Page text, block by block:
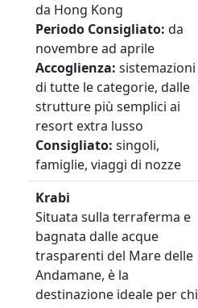
da Hong Kong
Periodo Consigliato: da
novembre ad aprile
Accoglienza: sistemazioni
di tutte le categorie, dalle
strutture più semplici ai
resort extra lusso
Consigliato: singoli,
famiglie, viaggi di nozze
Krabi
Situata sulla terraferma e
bagnata dalle acque
trasparenti del Mare delle
Andamane, è la
destinazione ideale per chi